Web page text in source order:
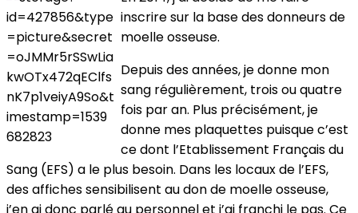
inscrire sur la base des donneurs de
moelle osseuse.
Depuis des années, je donne mon
sang régulièrement, trois ou quatre
fois par an. Plus précisément, je
donne mes plaquettes puisque c’est
ce dont l’Etablissement Français du
Sang (EFS) a le plus besoin. Dans les locaux de l’EFS,
des affiches sensibilisent au don de moelle osseuse,